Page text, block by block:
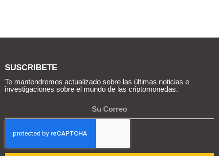
SUSCRIBETE
Te mantendremos actualizado sobre las últimas noticias e
investigaciones sobre el mundo de las criptomonedas.